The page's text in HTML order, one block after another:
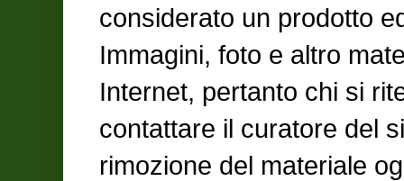
considerato un prodotto
Immagini, foto e altro
Internet, pertanto chi si
contattare il curatore del
rimozione del materiale